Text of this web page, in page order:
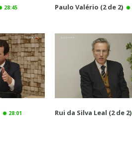
28:45 Paulo Valério (2 de 2)
28:01 Rui da Silva Leal (2 de 2)